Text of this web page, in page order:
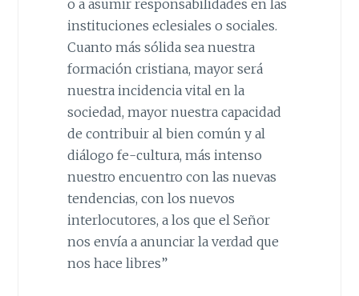
o a asumir responsabilidades en las
instituciones eclesiales o sociales.
Cuanto más sólida sea nuestra
formación cristiana, mayor será
nuestra incidencia vital en la
sociedad, mayor nuestra capacidad
de contribuir al bien común y al
diálogo fe-cultura, más intenso
nuestro encuentro con las nuevas
tendencias, con los nuevos
interlocutores, a los que el Señor
nos envía a anunciar la verdad que
nos hace libres”